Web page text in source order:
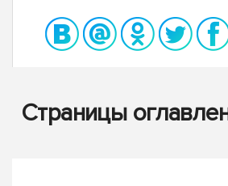
Страницы